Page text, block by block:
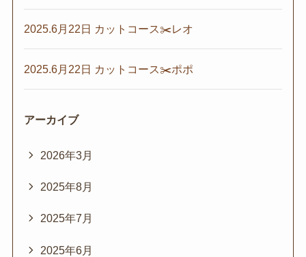
2025.6月22日 カットコース✂️レオ
2025.6月22日 カットコース✂️ポポ
アーカイブ
2026年3月
2025年8月
2025年7月
2025年6月